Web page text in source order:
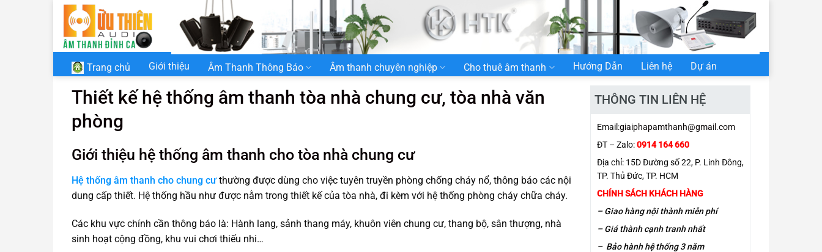
Chuyển
đến
nội
dung
Trang chủ
Giới thiệu Âm Thanh Thông Báo Âm thanh chuyên nghiệp Cho thuê âm thanh Hướng Dẫn Liên hệ Dự án
Thiết kế hệ thống âm thanh tòa nhà chung cư, tòa nhà văn
phòng
Giới thiệu hệ thống âm thanh cho tòa nhà chung cư
Hệ thống âm thanh cho chung cưthường được dùng cho việc tuyên truyền phòng chống cháy nổ, thông báo các nội
dung cấp thiết. Hệ thống hầu như được nằm trong thiết kế của tòa nhà, đi kèm với hệ thống phòng cháy chữa cháy.
Các khu vực chính cần thông báo là: Hành lang, sảnh thang máy, khuôn viên chung cư, thang bộ, sân thượng, nhà
sinh hoạt cộng đồng, khu vui chơi thiếu nhi…
THÔNG TIN LIÊN HỆ
Email:giaiphapamthanh@gmail.com
ĐT – Zalo:0914 164 660
Địa chỉ: 15D Đường số 22, P. Linh Đông,
TP. Thủ Đức, TP. HCM
CHÍNH SÁCH KHÁCH HÀNG
– Giao hàng nội thành miễn phí
– Giá thành cạnh tranh nhất
– Bảo hành hệ thống 3 năm